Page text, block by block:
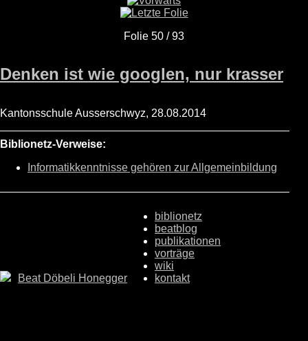
Folie 50 / 93
Denken ist wie googlen, nur krasser
Kantonsschule Ausserschwyz, 28.08.2014
Biblionetz-Verweise:
Informatikkenntnisse gehören zur Allgemeinbildung
Beat Döbeli Honegger
biblionetz
beatblog
publikationen
vorträge
wiki
kontakt